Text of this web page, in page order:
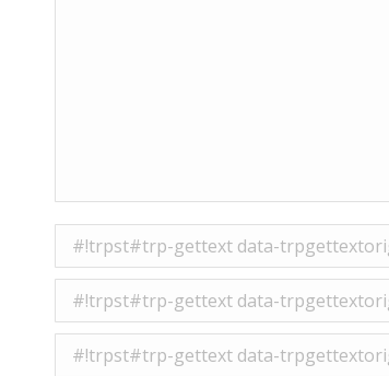
#!trpst#trp-gettext data-
#!trpst#trp-gettext data-
#!trpst#trp-gettext data-